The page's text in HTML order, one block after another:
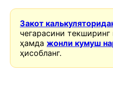
Закот
чегарасини
ҳамдажонли кумуш
ҳисобланг.